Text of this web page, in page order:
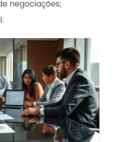
negociações;